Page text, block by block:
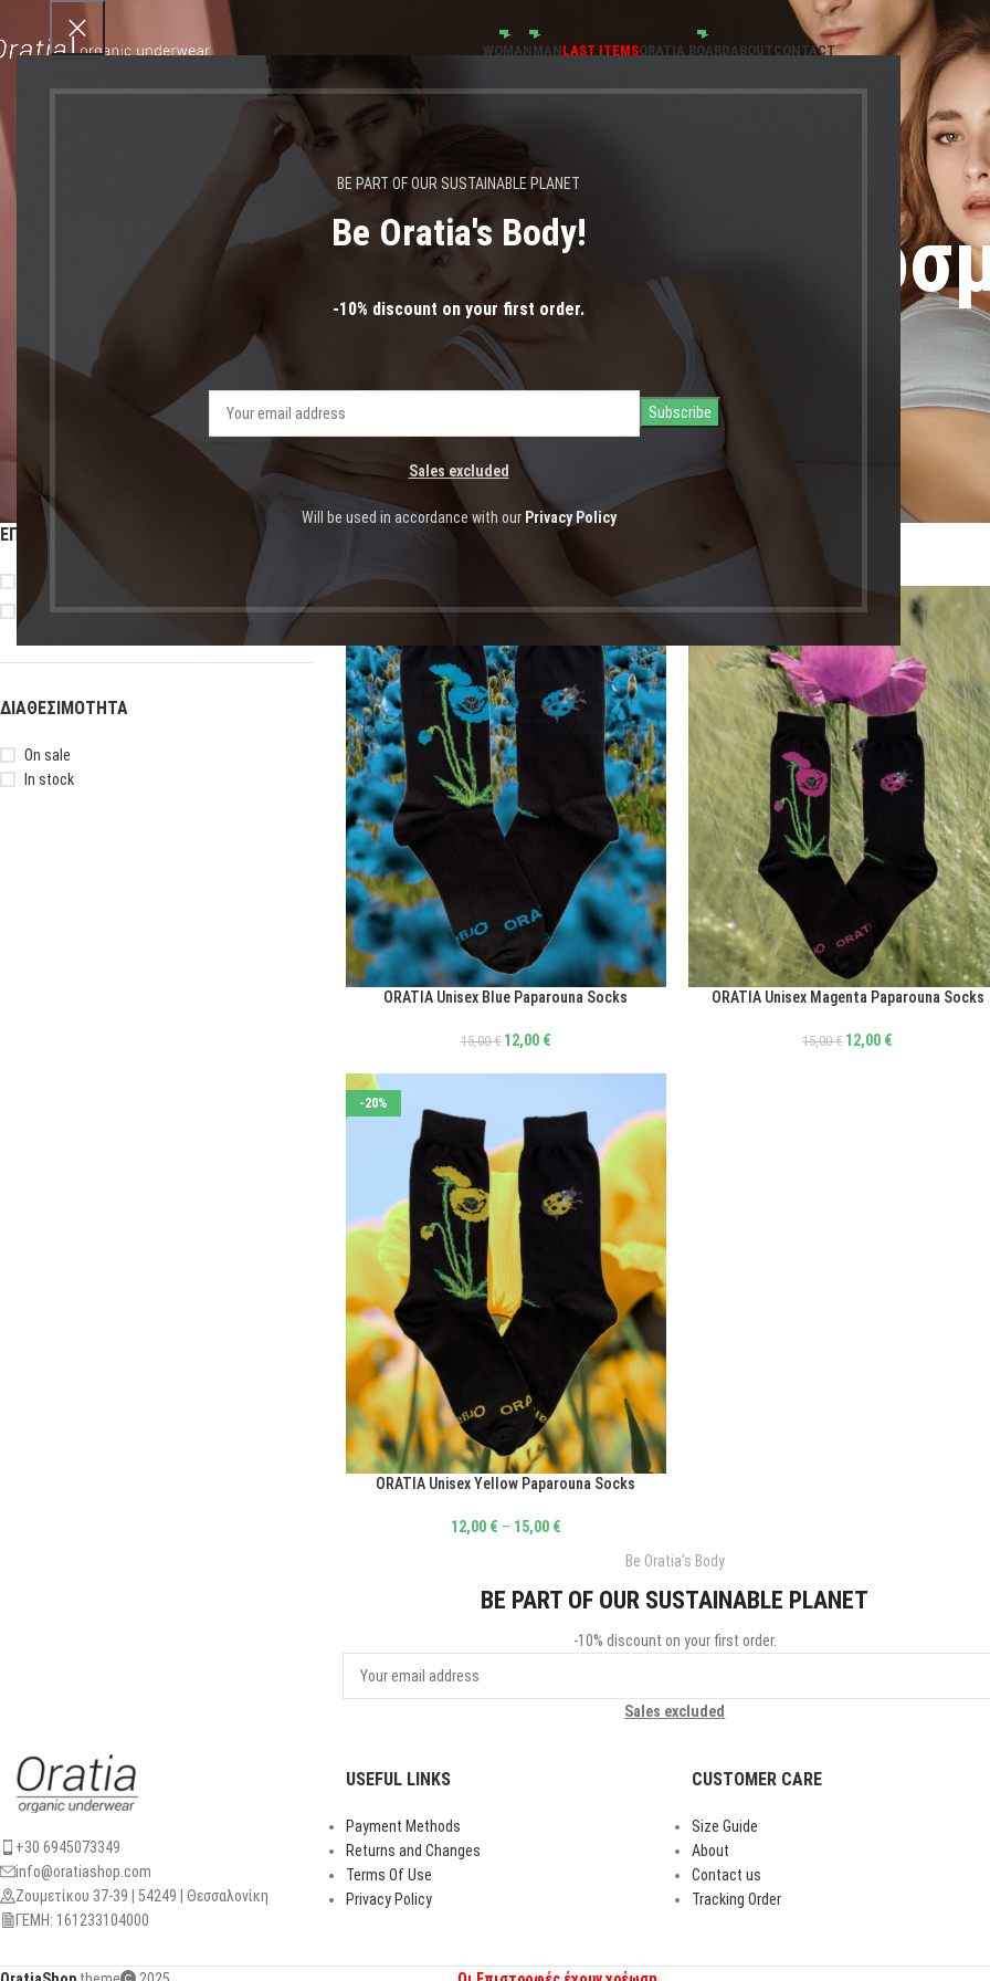
BE PART OF OUR SUSTAINABLE PLANET
Be Oratia's Body!
-10% discount on your first order.
Sales excluded
Will be used in accordance with our Privacy Policy
WOMANMANLAST ITEMSORATIA BOARDABOUTCONTACT
κάλτσες χωρίς
ΕΠΙΛΟΓΉ ΜΕΓΈΘΟΥΣ
37-41
42-46
ΔΙΑΘΕΣΙΜΌΤΗΤΑ
On sale
In stock
Προϊόντα με ετικέτα “κάλτσες χωρίς οσμές”
-20%
ΕΠΙΛΟΓΉORATIA Unisex Blue Paparouna Socks
15,00€ 12,00 €
-20%
ΕΠΙΛΟΓΉ
ORATIA Unisex Magenta Paparouna Socks
15,00€ 12,00 €
-20%
ΕΠΙΛΟΓΉORATIA Unisex Yellow Paparouna Socks
12,00 € – 15,00 €
Be Oratia's Body
BE PART OF OUR SUSTAINABLE PLANET
-10% discount on your first order.
Sales excluded
+30 6945073349
info@oratiashop.com
Ζουμετίκου 37-39 | 54249 | Θεσσαλονίκη
ΓΕΜΗ: 161233104000
USEFUL LINKS
Payment Methods
Returns and Changes
Terms Of Use
Privacy Policy
CUSTOMER CARE
Size Guide
About
Contact us
Tracking Order